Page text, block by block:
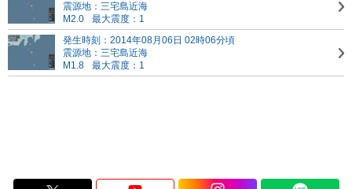
震源地：三宅島近海
M2.0
最大震度：1
発生時刻：2014年08月06日 02時06分頃
震源地：三宅島近海
M1.8
最大震度：1